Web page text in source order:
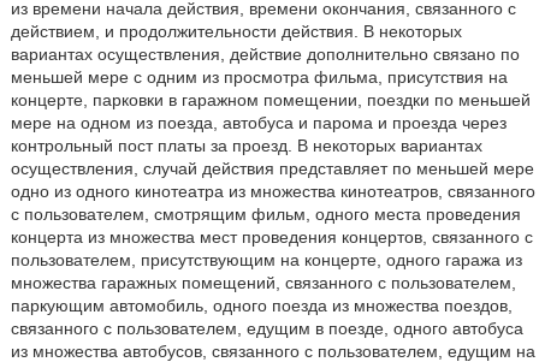
из времени начала действия, времени окончания, связанного с
действием, и продолжительности действия. В некоторых
вариантах осуществления, действие дополнительно связано по
меньшей мере с одним из просмотра фильма, присутствия на
концерте, парковки в гаражном помещении, поездки по меньшей
мере на одном из поезда, автобуса и парома и проезда через
контрольный пост платы за проезд. В некоторых вариантах
осуществления, случай действия представляет по меньшей мере
одно из одного кинотеатра из множества кинотеатров, связанного
с пользователем, смотрящим фильм, одного места проведения
концерта из множества мест проведения концертов, связанного с
пользователем, присутствующим на концерте, одного гаража из
множества гаражных помещений, связанного с пользователем,
паркующим автомобиль, одного поезда из множества поездов,
связанного с пользователем, едущим в поезде, одного автобуса
из множества автобусов, связанного с пользователем, едущим на